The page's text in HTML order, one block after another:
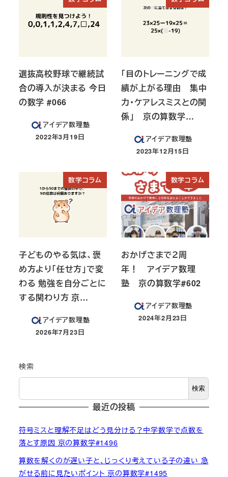
選抜高校野球で継続試
合の導入が決まる 今日
の数学 #066
アイデア数理塾
投稿日
2022年3月19日
「目のトレーニングで成
績が上がる理由 集中
力・ケアレスミスとの関
係」 京の算数学…
アイデア数理塾
投稿日
2023年12月15日
数学コラム
子どものやる気は、褒
め方より「任せ方」で変
わる 勉強を自分ごとに
する関わり方 京…
アイデア数理塾
投稿日
2026年7月23日
数学コラム
おかげさまで２周
年！ アイデア数理
塾 京の算数学#602
アイデア数理塾
投稿日
2024年2月23日
検索
検索
最近の投稿
符号ミスと理解不足はどう見分ける？中学数学で点数を
落とす原因 京の算数学#1496
算数を解くのが遅い子と、じっくり考えている子の違い 急
がせる前に見たいポイント 京の算数学#1495